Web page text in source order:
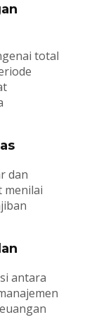
total
dan
menilai
antara